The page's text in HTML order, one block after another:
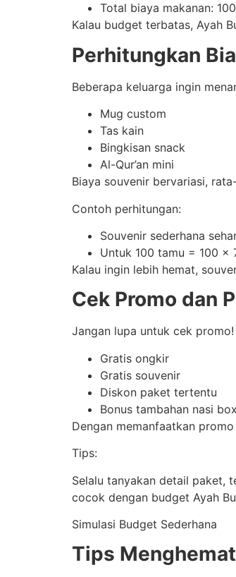
Total biaya makanan:
Kalau budget terbatas, Ayah
Perhitungkan
Beberapa keluarga ingin
Mug custom
Tas kain
Bingkisan snack
Al-Qur’an mini
Biaya souvenir bervariasi,
Contoh perhitungan:
Souvenir sederhana
Untuk 100 tamu = 100 x
Kalau ingin lebih hemat,
Cek Promo dan
Jangan lupa untuk cek
Gratis ongkir
Gratis souvenir
Diskon paket tertentu
Bonus tambahan nasi box
Dengan memanfaatkan
Tips:
Selalu tanyakan detail paket,
cocok dengan budget Ayah
Simulasi Budget Sederhana
Tips